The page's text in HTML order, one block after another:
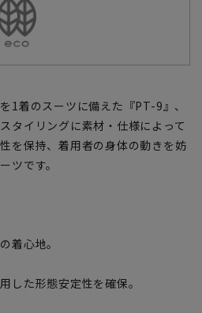
1着のスーツに備えた『PT-9』、
タイリングに素材・仕様によって
を保持、着用者の身体の動きを妨
ツです。
着心地。
した形態安定性を確保。